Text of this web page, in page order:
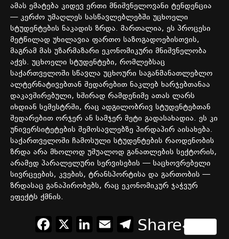
ამას ემატება კიდევ ერთი მნიშვნელოვანი ტენდენცია
—კერძო უმაღლეს სასწავლებლებში უცხოელი
სტუდენტების ნაკადის ზრდა. მართალია, ეს პროცესი
მეტწილად უხილავია ფართო საზოგადოებისთვის,
მაგრამ მას უზარმაზარი ეკონომიკური მნიშვნელობა
აქვს. უცხოელი სტუდენტები, რომლებსაც
საქართველოში სწავლა უცხოური საგანმანათლებლო
ალტერნატივებთან შედარებით ნაკლებ ხარჯებთანაა
დაკავშირებული, ხშირად რამდენიმე ათას ლარს
იხდიან სემესტრში, რაც ადგილობრივ სტუდენტებთან
შედარებით ორჯერ ან სამჯერ მეტი გადასახადია. ეს კი
უნივერსიტეტების შემოსავლებზე პირდაპირ აისახება.
საქართველოში ჩამოსული სტუდენტების რაოდენობის
ზრდა არა მხოლოდ უშუალოდ განათლების სექტორის,
არამედ პარალელური სერვისების —საცხოვრებელი
სივრცეების, კვების, ტრანსპორტისა და გართობის —
ზრდასაც განაპირობებს, რაც ეკონომიკურ ჯაჭვურ
ეფექტს ქმნის.
Facebook
X LinkedIn
EmailTelegram
Share